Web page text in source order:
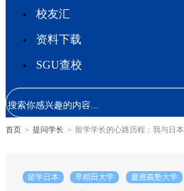
校友汇
资料下载
SGU查校
首页 > 提问学长 > 留学学长的心路历程：我与日
留学日本 早稻田大学 慶應義塾大学